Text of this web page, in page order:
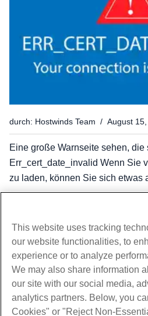
durch: Hostwinds Team / August
Eine große Warnseite sehen, die
Err_cert_date_invalid Wenn Sie
zu laden, können Sie sich etwas
alltägliche Benutzer ist dies
Warnung, dass die Website, die
möglicherweise...
Produkte
Web-Hosting
Dienstleistungen
This website uses tracking
our website functionalities, to
experience or to analyze
We may also share information
our site with our social media,
analytics partners. Below, you
Cookies" or "Reject Non-